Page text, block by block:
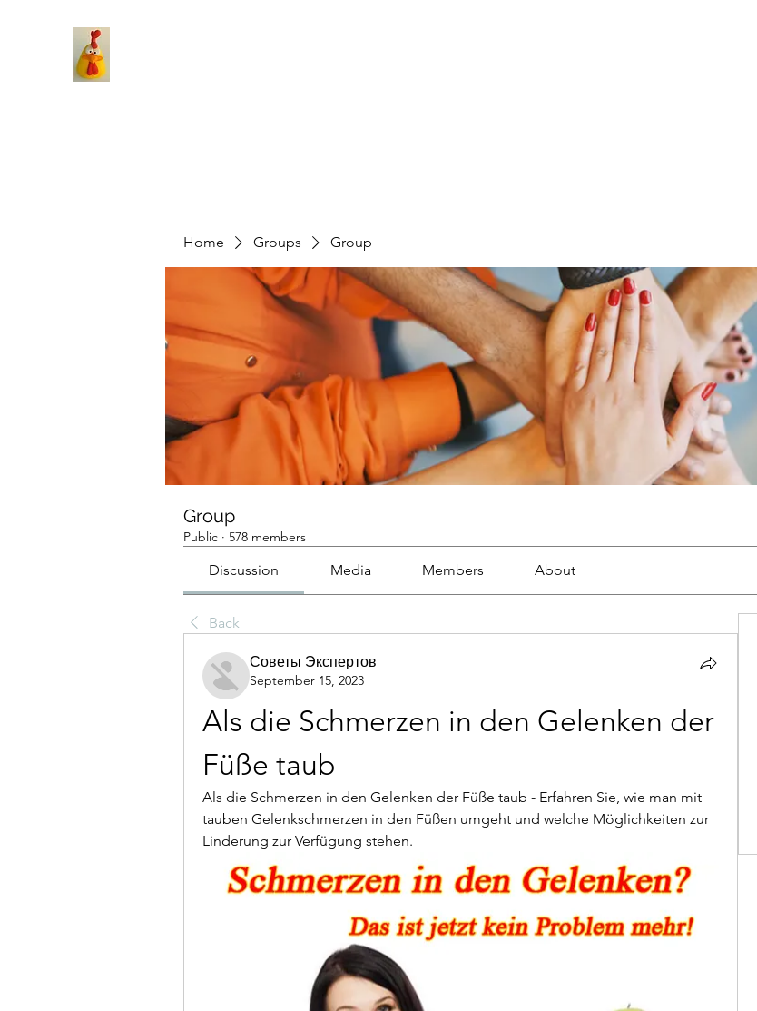
Home Groups Group
Group
Public · 578 members
Discussion Media Members About
Back
Советы Экспертов
September 15, 2023
Als die Schmerzen in den Gelenken der
Füße taub
Als die Schmerzen in den Gelenken der Füße taub - Erfahren Sie, wie man mit
tauben Gelenkschmerzen in den Füßen umgeht und welche Möglichkeiten zur
Linderung zur Verfügung stehen.